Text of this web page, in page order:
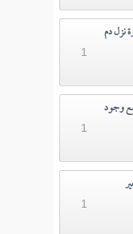
نزل دم
1
وجود
1
1